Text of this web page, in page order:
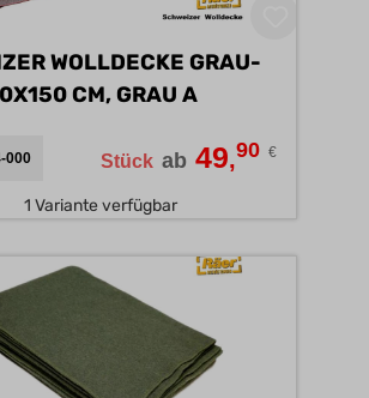
WOLLDECKE GRAU-
ROT, 220X150 CM, GRAU A
000 Stück ab 49,90 €
1 Variante verfügbar